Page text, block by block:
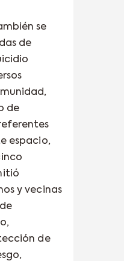
se
de
de
espacio,
y vecinas
de